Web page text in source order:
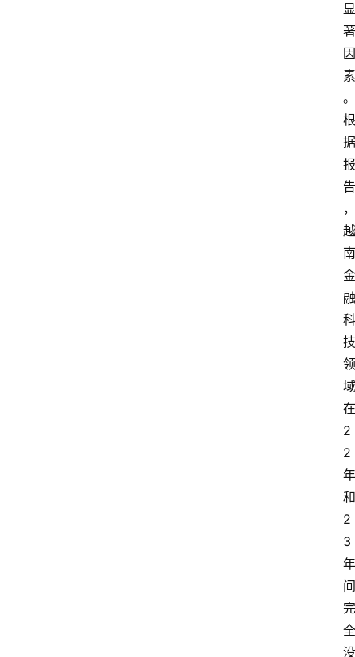
显
著
因
素
。
根
据
报
告
，
越
南
金
融
科
技
领
域
在
2
2
年
和
2
3
年
间
完
全
没